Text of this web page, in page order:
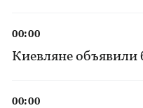
Киевляне объявили
00:00
00:00